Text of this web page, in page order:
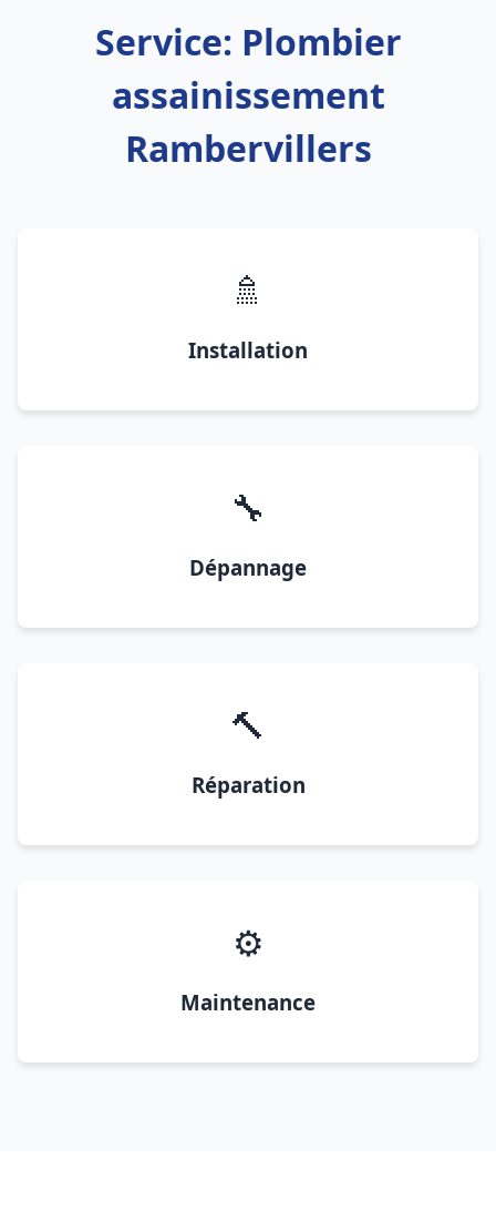
Service: Plombier
assainissement
Rambervillers
🚿
Installation
🔧
Dépannage
🔨
Réparation
⚙️
Maintenance